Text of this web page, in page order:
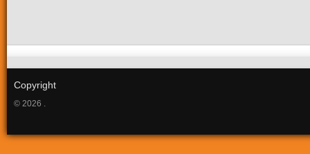
Copyright
© 2026 .